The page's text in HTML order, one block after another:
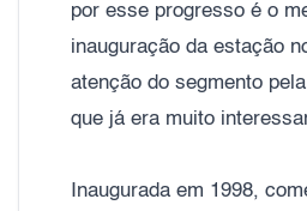
por esse progresso é o
inauguração da estação
atenção do segmento
que já era muito
Inaugurada em 1998,